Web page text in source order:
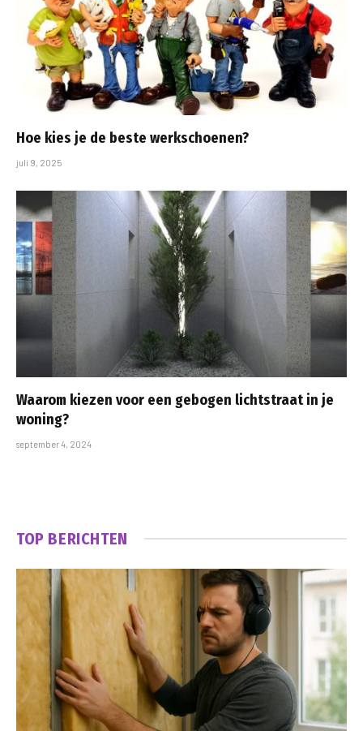
Hoe kies je de beste werkschoenen?
juli 9, 2025
Waarom kiezen voor een gebogen lichtstraat in je
woning?
september 4, 2024
TOP BERICHTEN